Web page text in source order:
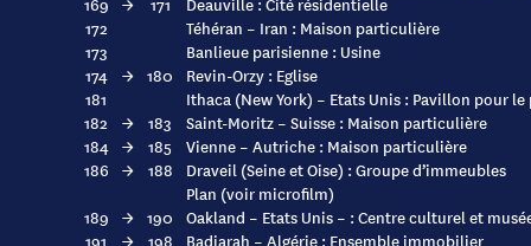
172
Téhéran – Iran : Maison particulière
173
Banlieue parisienne : Usine
174
→ 180
Revin-Orzy : Eglise
181
Ithaca (New York) – Etats Unis : Pavillon pour
182 → 183
Saint-Moritz – Suisse : Maison particulière
184 → 185
Vienne – Autriche : Maison particulière
186 → 188
Draveil (Seine et Oise) : Groupe d’immeubles
Plan (voir microfilm)
189 → 190 Oakland – Etats Unis – : Centre culturel et
191
→ 198
Badjarah – Algérie : Ensemble immobilier